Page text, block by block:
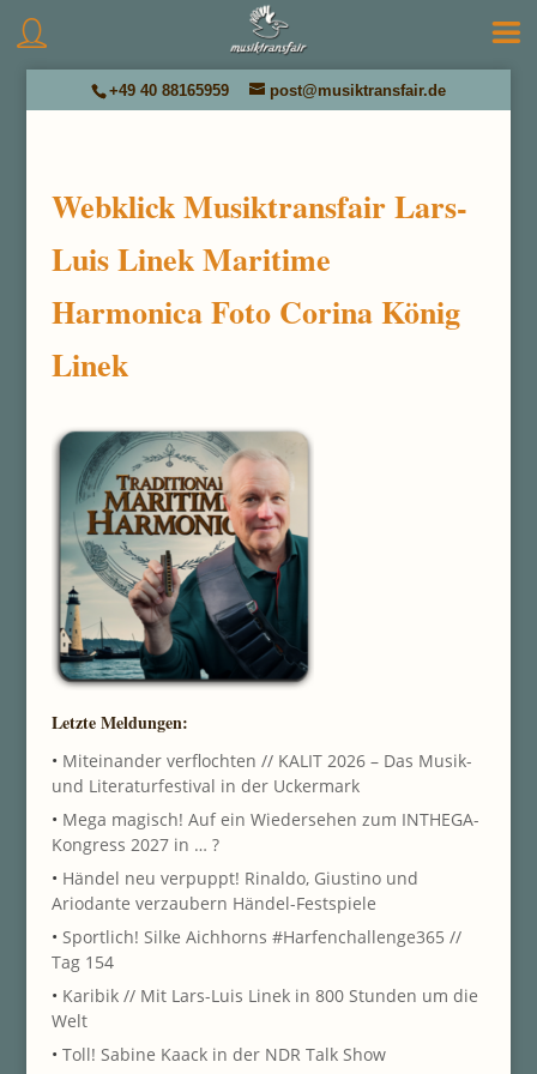
+49 40 88165959 post@musiktransfair.de
Webklick Musiktransfair Lars-
Luis Linek Maritime
Harmonica Foto Corina König
Linek
Letzte Meldungen:
• Miteinander verflochten // KALIT 2026 – Das Musik-
und Literaturfestival in der Uckermark
• Mega magisch! Auf ein Wiedersehen zum INTHEGA-
Kongress 2027 in … ?
• Händel neu verpuppt! Rinaldo, Giustino und
Ariodante verzaubern Händel-Festspiele
• Sportlich! Silke Aichhorns #Harfenchallenge365 //
Tag 154
• Karibik // Mit Lars-Luis Linek in 800 Stunden um die
Welt
• Toll! Sabine Kaack in der NDR Talk Show